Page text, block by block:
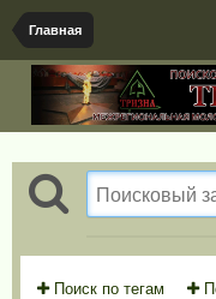
Главная
Поиск по тегам